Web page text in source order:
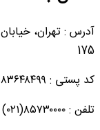
آدرس : تهران،
175
کد پستی : ۱۵۸۳۶۴۸۴۹۹
تلفن : ۸۵۷۳۰۰۰۰(۰۲۱)